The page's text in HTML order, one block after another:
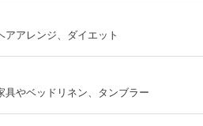
アレンジ、ダイエット
具やベッドリネン、タンブラー